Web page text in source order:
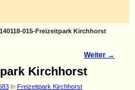
140118-015-Freizeitpark Kirchhorst
Weiter →
Kirchhorst
in Freizeitpark Kirchhorst